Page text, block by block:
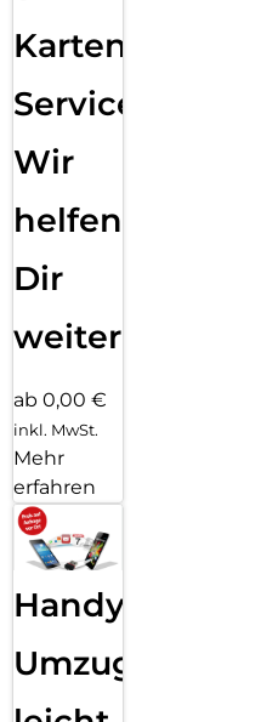
Karten
Service:
Wir
helfen
Dir
weiter
ab 0,00 €
inkl. MwSt.
Mehr
erfahren
Handy
Umzug